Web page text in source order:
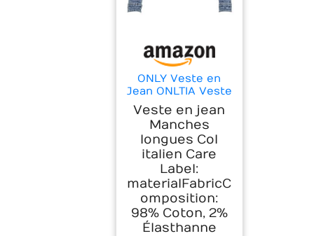
ONLY Veste en
Jean ONLTIA Veste
en Jean Medium
Blue Denim 42
Medium Blue
Denim 42
Veste en jean
Manches
longues Col
italien Care
Label:
materialFabricC
omposition:
98% Coton, 2%
Élasthanne